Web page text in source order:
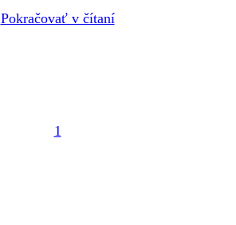
Pokračovať v čítaní
1